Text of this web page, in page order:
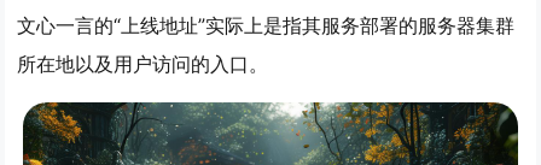
文心一言的“上线地址”实际上是指其服务部署的服务器集群
所在地以及用户访问的入口。